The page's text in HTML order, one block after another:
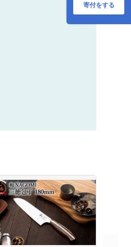
寄付をする